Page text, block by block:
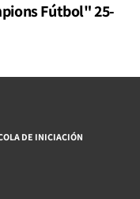
Fútbol" 25-
DE INICIACIÓN